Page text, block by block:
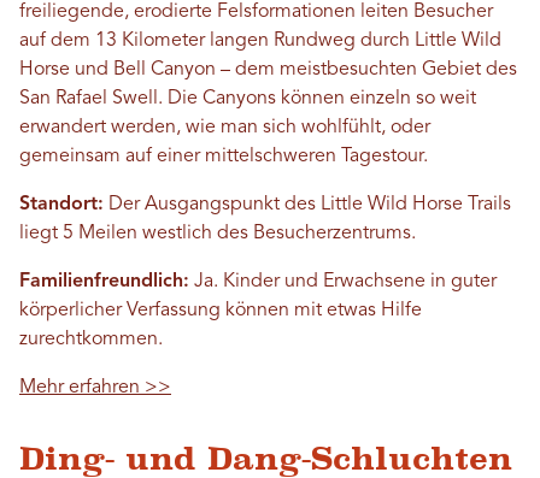
freiliegende, erodierte Felsformationen leiten Besucher
auf dem 13 Kilometer langen Rundweg durch Little Wild
Horse und Bell Canyon – dem meistbesuchten Gebiet des
San Rafael Swell. Die Canyons können einzeln so weit
erwandert werden, wie man sich wohlfühlt, oder
gemeinsam auf einer mittelschweren Tagestour.
Standort: Der Ausgangspunkt des Little Wild Horse Trails
liegt 5 Meilen westlich des Besucherzentrums.
Familienfreundlich: Ja. Kinder und Erwachsene in guter
körperlicher Verfassung können mit etwas Hilfe
zurechtkommen.
Mehr erfahren >>
Ding- und Dang-Schluchten